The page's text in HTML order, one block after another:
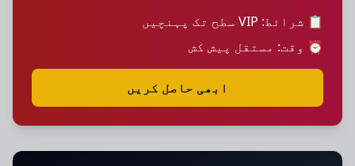
📋 شرائط: VIP سطح تک پہنچیں
⏰ وقت: مستقل پیش کش
ابھی حاصل کریں